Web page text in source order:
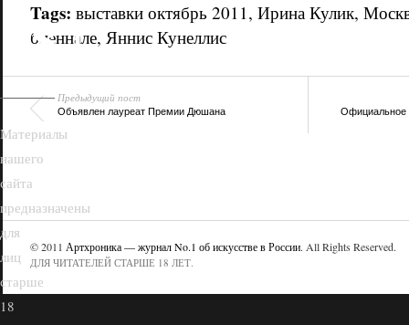
Tags: выставки октябрь 2011, Ирина Кулик,
биеннале, Яннис Кунеллис
Предыдущий пост
Объявлен лауреат Премии Дюшана Официальное
© 2011 Артхроника — журнал No.1 об искусстве в России. All Rights Reserved.
ДЛЯ ЧИТАТЕЛЕЙ СТАРШЕ 18 ЛЕТ.
18+
Материалы
нашего
сайта
предназначены
для
лиц
старше
18